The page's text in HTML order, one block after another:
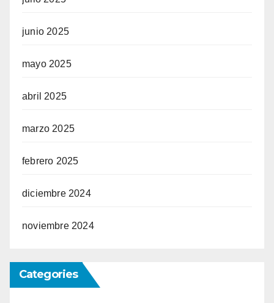
junio 2025
mayo 2025
abril 2025
marzo 2025
febrero 2025
diciembre 2024
noviembre 2024
Categories